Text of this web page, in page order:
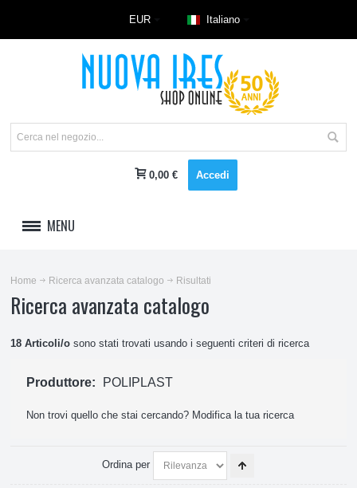
EUR Italiano
0,00 € Accedi
MENU
REFRIGERAZIONE E CLIMA
CUCINE E RISCALDAMENTO
ATTREZZATURE E PRODOTTI PULIZIA
PICCOLO ELETTRODOMESTICO, ASPIRAZIONE
Home Ricerca avanzata catalogo Risultati
Ricerca avanzata catalogo
18 Articoli/o sono stati trovati usando i seguenti criteri di ricerca
Produttore: POLIPLAST
Non trovi quello che stai cercando? Modifica la tua ricerca
Ordina per